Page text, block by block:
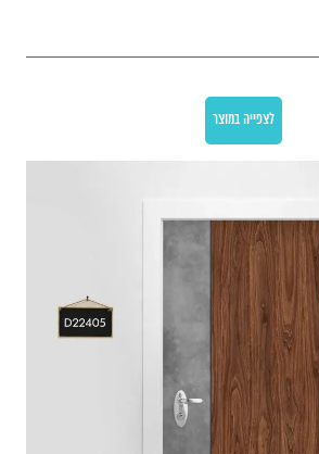
לצפייה במוצר